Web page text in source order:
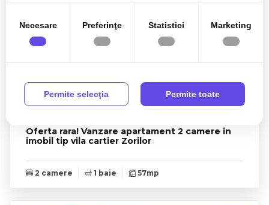
Oferta rara! Vanzare apartament 2 camere in
imobil tip vila cartier Zorilor
2 camere 1 baie 57mp
Necesare Preferinţe Statistici Marketing
Permite selecţia Permite toate